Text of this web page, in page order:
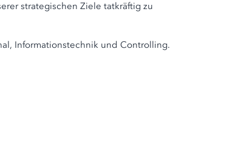
strategischen Ziele tatkräftig zu
Informationstechnik und Controlling.